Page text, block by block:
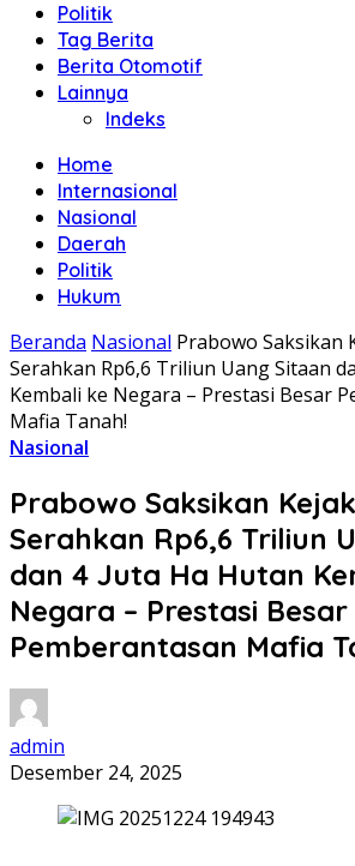
Politik
Tag Berita
Berita Otomotif
Lainnya
Indeks
Home
Internasional
Nasional
Daerah
Politik
Hukum
Beranda Nasional Prabowo Saksikan
Serahkan Rp6,6 Triliun Uang Sitaan
Kembali ke Negara – Prestasi Besar
Mafia Tanah!
Nasional
Prabowo Saksikan
Serahkan Rp6,6 Triliun
dan 4 Juta Ha Hutan
Negara – Prestasi Besar
Pemberantasan Mafia
admin
Desember 24, 2025